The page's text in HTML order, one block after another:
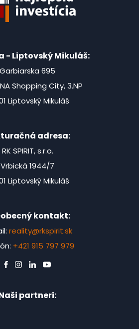
- Liptovský Mikuláš:
Garbiarska 695
Shopping City, 3.NP
Liptovský Mikuláš
adresa:
RK SPIRIT, s.r.o.
Vrbická 1944/7
Liptovský Mikuláš
kontakt:
reality@rkspirit.sk
+421 915 797 979
partneri: